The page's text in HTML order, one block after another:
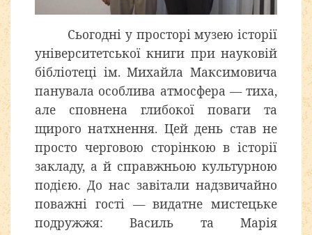
Сьогодні у просторі музею історії
університетської книги при науковій
бібліотеці ім. Михайла Максимовича
панувала особлива атмосфера — тиха,
але сповнена глибокої поваги та
щирого натхнення. Цей день став не
просто черговою сторінкою в історії
закладу, а й справжньою культурною
подією. До нас завітали надзвичайно
поважні гості — видатне мистецьке
подружжя: Василь та Марія